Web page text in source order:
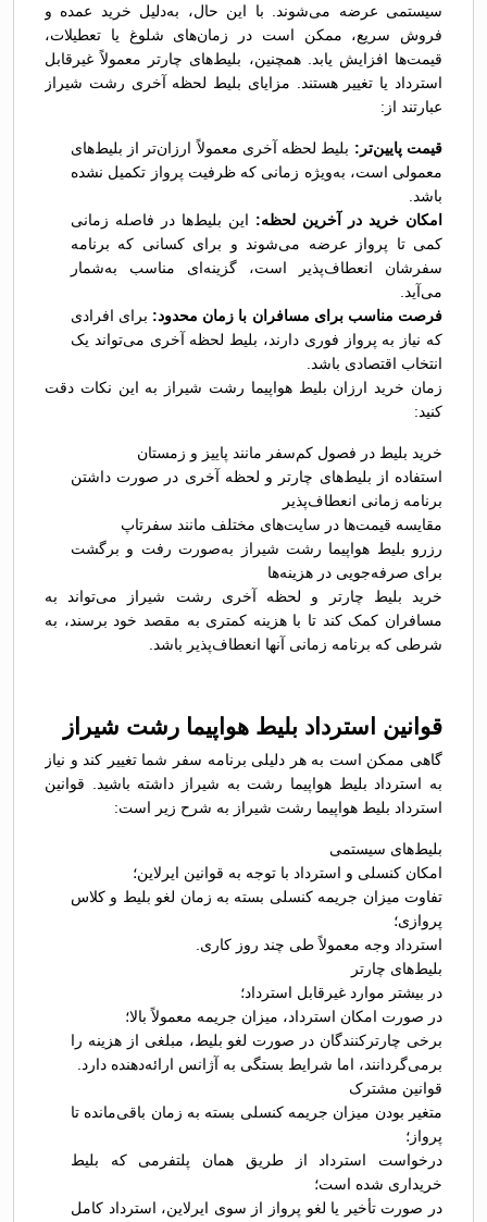
سیستمی عرضه می‌شوند. با این حال، به‌دلیل خرید عمده و
فروش سریع، ممکن است در زمان‌های شلوغ یا تعطیلات،
قیمت‌ها افزایش یابد. همچنین، بلیط‌های چارتر معمولاً غیرقابل
استرداد یا تغییر هستند. مزایای بلیط لحظه آخری رشت شیراز
عبارتند از:
قیمت پایین‌تر: بلیط لحظه آخری معمولاً ارزان‌تر از بلیط‌های
معمولی است، به‌ویژه زمانی که ظرفیت پرواز تکمیل نشده
باشد.
امکان خرید در آخرین لحظه: این بلیط‌ها در فاصله زمانی
کمی تا پرواز عرضه می‌شوند و برای کسانی که برنامه
سفرشان انعطاف‌پذیر است، گزینه‌ای مناسب به‌شمار
می‌آید.
فرصت مناسب برای مسافران با زمان محدود: برای افرادی
که نیاز به پرواز فوری دارند، بلیط لحظه آخری می‌تواند یک
انتخاب اقتصادی باشد.
زمان خرید ارزان بلیط هواپیما رشت شیراز به این نکات دقت
کنید:
خرید بلیط در فصول کم‌سفر مانند پاییز و زمستان
استفاده از بلیط‌های چارتر و لحظه آخری در صورت داشتن
برنامه زمانی انعطاف‌پذیر
مقایسه قیمت‌ها در سایت‌های مختلف مانند سفرتاپ
رزرو بلیط هواپیما رشت شیراز به‌صورت رفت و برگشت
برای صرفه‌جویی در هزینه‌ها
خرید بلیط چارتر و لحظه آخری رشت شیراز می‌تواند به
مسافران کمک کند تا با هزینه کمتری به مقصد خود برسند، به
شرطی که برنامه زمانی آنها انعطاف‌پذیر باشد.
قوانین استرداد بلیط هواپیما رشت شیراز
گاهی ممکن است به هر دلیلی برنامه سفر شما تغییر کند و نیاز
به استرداد بلیط هواپیما رشت به شیراز داشته باشید. قوانین
استرداد بلیط هواپیما رشت شیراز به شرح زیر است:
بلیط‌های سیستمی
امکان کنسلی و استرداد با توجه به قوانین ایرلاین؛
تفاوت میزان جریمه کنسلی بسته به زمان لغو بلیط و کلاس
پروازی؛
استرداد وجه معمولاً طی چند روز کاری.
بلیط‌های چارتر
در بیشتر موارد غیرقابل استرداد؛
در صورت امکان استرداد، میزان جریمه معمولاً بالا؛
برخی چارترکنندگان در صورت لغو بلیط، مبلغی از هزینه را
برمی‌گردانند، اما شرایط بستگی به آژانس ارائه‌دهنده دارد.
قوانین مشترک
متغیر بودن میزان جریمه کنسلی بسته به زمان باقی‌مانده تا
پرواز؛
درخواست استرداد از طریق همان پلتفرمی که بلیط
خریداری شده است؛
در صورت تأخیر یا لغو پرواز از سوی ایرلاین، استرداد کامل